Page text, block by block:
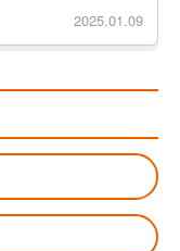
2025.01.09